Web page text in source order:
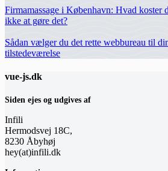
Firmamassage i København: Hvad koster
ikke at gøre det?
Sådan vælger du det rette webbureau til
tilstedeværelse
vue-js.dk
Siden ejes og udgives af
Infili
Hermodsvej 18C,
8230 Åbyhøj
hey(at)infili.dk